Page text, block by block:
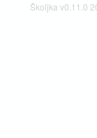
Školjka v0.11.0